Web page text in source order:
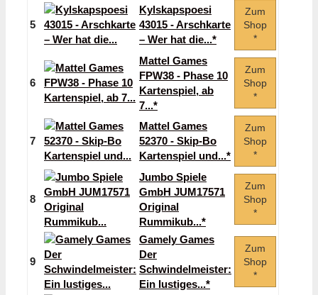
5
Kylskapspoesi
43015 - Arschkarte
– Wer hat die...*
Zum
Shop
*
6
Mattel Games
FPW38 - Phase 10
Kartenspiel, ab
7...*
Zum
Shop
*
7
Mattel Games
52370 - Skip-Bo
Kartenspiel und...*
Zum
Shop
*
8
Jumbo Spiele
GmbH JUM17571
Original
Rummikub...*
Zum
Shop
*
9
Gamely Games
Der
Schwindelmeister:
Ein lustiges...*
Zum
Shop
*